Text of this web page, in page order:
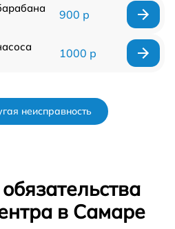
900 р
1000 р
неисправность
в Самаре